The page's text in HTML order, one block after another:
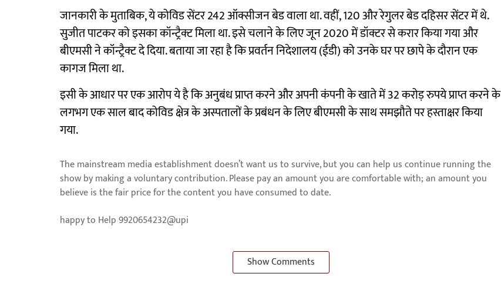
जानकारी के मुताबिक, ये कोविड सेंटर 242 ऑक्सीजन बेड वाला था. वहीं, 120 और रेगुलर बेड दहिसर सेंटर में थे.
सुजीत पाटकर को इसका कॉन्ट्रैक्ट मिला था. इसे चलाने के लिए जून 2020 में डॉक्टर से करार किया गया और
बीएमसी ने कॉन्ट्रैक्ट दे दिया. बताया जा रहा है कि प्रवर्तन निदेशालय (ईडी) को उनके घर पर छापे के दौरान एक
कागज मिला था.
इसी के आधार पर एक आरोप ये है कि अनुबंध प्राप्त करने और अपनी कंपनी के खाते में 32 करोड़ रुपये प्राप्त करने के
लगभग एक साल बाद कोविड क्षेत्र के अस्पतालों के प्रबंधन के लिए बीएमसी के साथ समझौते पर हस्ताक्षर किया
गया.
The mainstream media establishment doesn’t want us to survive, but you can help us continue running the
show by making a voluntary contribution. Please pay an amount you are comfortable with; an amount you
believe is the fair price for the content you have consumed to date.
happy to Help 9920654232@upi
Show Comments